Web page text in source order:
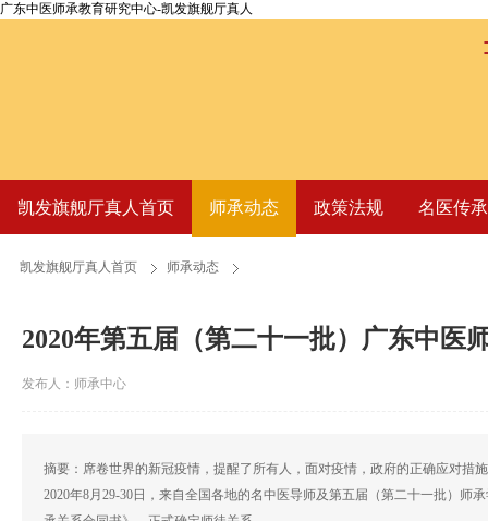
广东中医师承教育研究中心-凯发旗舰厅真人
凯发旗舰厅真人首页 师承动态 政策法规 名医传承
凯发旗舰厅真人首页 师承动态
2020年第五届（第二十一批）广东中医
发布人：师承中心
摘要：席卷世界的新冠疫情，提醒了所有人，面对疫情，政府的正确应对措
2020年8月29-30日，来自全国各地的名中医导师及第五届（第二十一批）